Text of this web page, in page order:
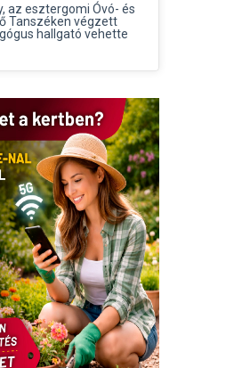
az esztergomi Óvó- és
Tanszéken végzett
hallgató vehette